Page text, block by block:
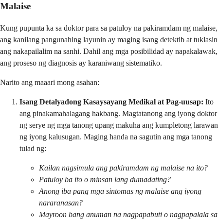
Malaise
Kung pupunta ka sa doktor para sa patuloy na pakiramdam ng malaise,
ang kanilang pangunahing layunin ay maging isang detektib at tuklasin
ang nakapailalim na sanhi. Dahil ang mga posibilidad ay napakalawak,
ang proseso ng diagnosis ay karaniwang sistematiko.
Narito ang maaari mong asahan:
Isang Detalyadong Kasaysayang Medikal at Pag-uusap: Ito
ang pinakamahalagang hakbang. Magtatanong ang iyong doktor
ng serye ng mga tanong upang makuha ang kumpletong larawan
ng iyong kalusugan. Maging handa na sagutin ang mga tanong
tulad ng:
Kailan nagsimula ang pakiramdam ng malaise na ito?
Patuloy ba ito o minsan lang dumadating?
Anong iba pang mga sintomas ng malaise ang iyong
nararanasan?
Mayroon bang anuman na nagpapabuti o nagpapalala sa